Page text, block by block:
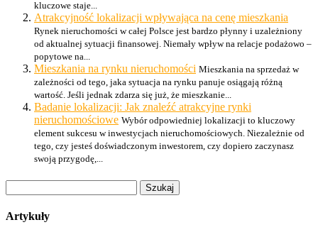
kluczowe staje...
Atrakcyjność lokalizacji wpływająca na cenę mieszkania
Rynek nieruchomości w całej Polsce jest bardzo płynny i uzależniony
od aktualnej sytuacji finansowej. Niemały wpływ na relacje podażowo –
popytowe na...
Mieszkania na rynku nieruchomości Mieszkania na sprzedaż w
zależności od tego, jaka sytuacja na rynku panuje osiągają różną
wartość. Jeśli jednak zdarza się już, że mieszkanie...
Badanie lokalizacji: Jak znaleźć atrakcyjne rynki
nieruchomościowe Wybór odpowiedniej lokalizacji to kluczowy
element sukcesu w inwestycjach nieruchomościowych. Niezależnie od
tego, czy jesteś doświadczonym inwestorem, czy dopiero zaczynasz
swoją przygodę,...
Artykuły